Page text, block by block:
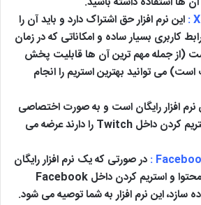
این نرم افزار حق اشتراک دارد و باید آن را
کاربری بسیار ساده و امکاناتی که در زمان
(از جمله مهم ترین آن ها قابلیت پخش
می توانید بهترین استریم را انجام
نرم افزار رایگان است و به صورت اختصاصی
برای کاربرانی که قصد استریم کردن داخل Twitch را دارند عرضه می
در صورتی که یک نرم افزار رایگان
می خواهید که کار تولید محتوا و استریم کردن داخل Facebook